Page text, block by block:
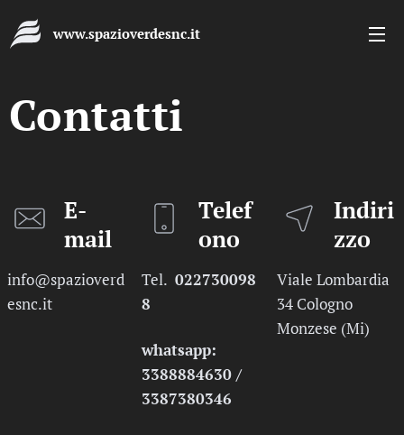
www.spazioverdesnc.it
Contatti
E-
mail
info@spazioverd
esnc.it
Telef
ono
Tel. 022730098
8
whatsapp:
3388884630 /
3387380346
Indiri
zzo
Viale Lombardia
34 Cologno
Monzese (Mi)